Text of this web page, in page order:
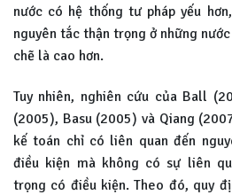
nước có hệ thống tư pháp yếu
nguyên tắc thận trọng ở những
chẽ là cao hơn.
Tuy nhiên, nghiên cứu của Ball
(2005), Basu (2005) và Qiang
kế toán chỉ có liên quan đến
điều kiện mà không có sự liên
trọng có điều kiện. Theo đó, quy